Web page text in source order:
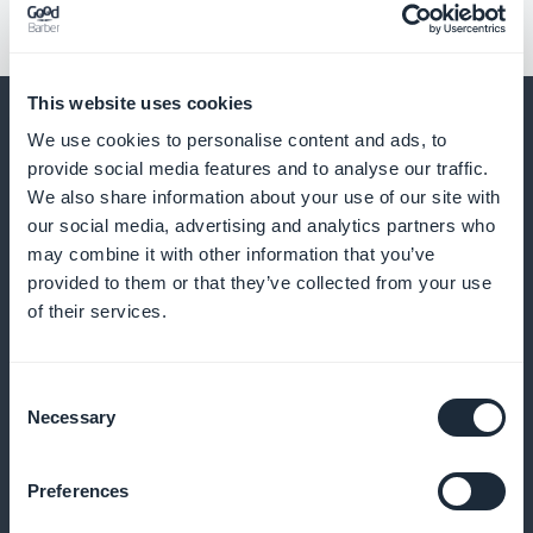
This website uses cookies
We use cookies to personalise content and ads, to
provide social media features and to analyse our traffic.
We also share information about your use of our site with
our social media, advertising and analytics partners who
may combine it with other information that you’ve
provided to them or that they’ve collected from your use
of their services.
Selection
Necessary
Preferences
Und vieles mehr
Schnellbestellung aus Liste
Kunden können ihre Produkte direkt bestellen, ohne